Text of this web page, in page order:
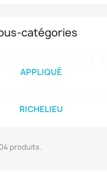
catégories
APPLIQUÉ
RICHELIEU
produits.